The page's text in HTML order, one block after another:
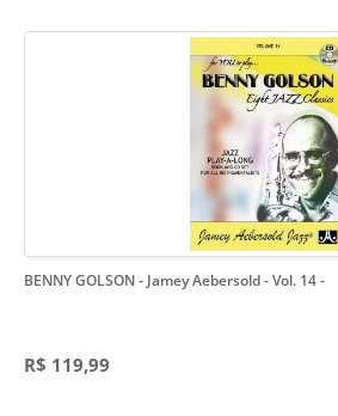
BENNY GOLSON - Jamey Aebersold - Vol. 14-
R$ 119,99